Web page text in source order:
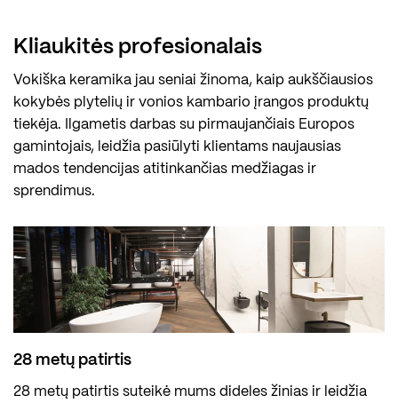
Kliaukitės profesionalais
Vokiška keramika jau seniai žinoma, kaip aukščiausios
kokybės plytelių ir vonios kambario įrangos produktų
tiekėja. Ilgametis darbas su pirmaujančiais Europos
gamintojais, leidžia pasiūlyti klientams naujausias
mados tendencijas atitinkančias medžiagas ir
sprendimus.
28 metų patirtis
28 metų patirtis suteikė mums dideles žinias ir leidžia